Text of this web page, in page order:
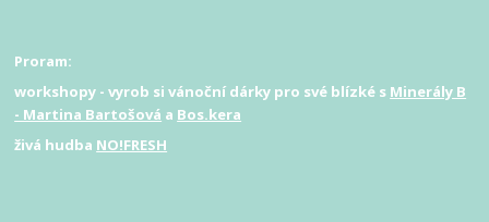
Proram:
workshopy - vyrob si vánoční dárky pro své blízké s Minerály B
- Martina Bartošová a Bos.kera
živá hudba NO!FRESH